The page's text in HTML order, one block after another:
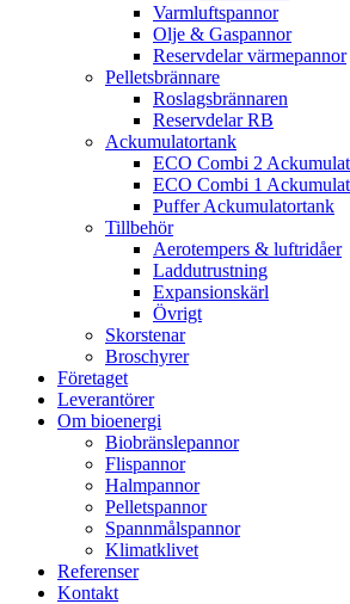
Varmluftspannor
Olje & Gaspannor
Reservdelar värmepannor
Pelletsbrännare
Roslagsbrännaren
Reservdelar RB
Ackumulatortank
ECO Combi 2
ECO Combi 1
Puffer Ackumulatortank
Tillbehör
Aerotempers & luftridåer
Laddutrustning
Expansionskärl
Övrigt
Skorstenar
Broschyrer
Företaget
Leverantörer
Om bioenergi
Biobränslepannor
Flispannor
Halmpannor
Pelletspannor
Spannmålspannor
Klimatklivet
Referenser
Kontakt